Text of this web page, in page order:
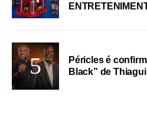
Péricles é
Black” de